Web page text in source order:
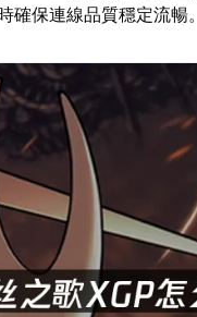
確保連線品質穩定流暢。